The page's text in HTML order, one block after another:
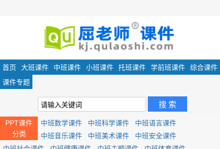
首页 大班课件 中班课件 小班课件 托班课件 学前班课件
综合课件
课件专题
PPT课件
分类
中班数学课件 中班科学课件
中班语言课件
中班音乐课件
中班美术课件
中班安全课件